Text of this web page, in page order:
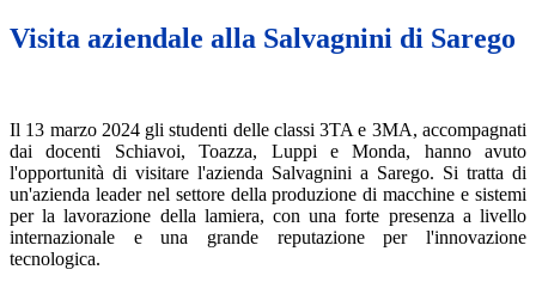
Visita aziendale alla Salvagnini di Sarego
Il 13 marzo 2024 gli studenti delle classi 3TA e 3MA, accompagnati
dai docenti Schiavoi,Toazza, Luppi e Monda, hanno
avuto
l'opportunità di visitare l'azienda Salvagnini a Sarego. Si tratta di
un'azienda leader nel settore della produzione di macchine e sistemi
per la lavorazione della lamiera, con una forte presenza a livello
internazionale e una grande reputazione
per
l'innovazione
tecnologica.